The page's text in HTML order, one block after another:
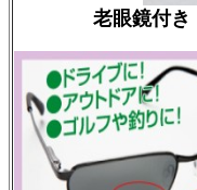
老眼鏡付き